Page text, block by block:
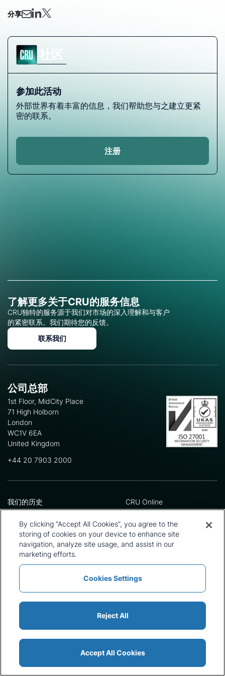
分享
社区
参加此活动
外部世界有着丰富的信息，我们帮助您与之建立更紧
密的联系。
注册
了解更多关于CRU的服务信息
CRU独特的服务源于我们对市场的深入理解和与客户
的紧密联系。我们期待您的反馈。
联系我们
公司总部
1st Floor, MidCity Place
71 High Holborn
London
WC1V 6EA
United Kingdom
+44 20 7903 2000
我们的历史
领导团队
地址
我们的方法论
工作机会
CRU Online
偏好中心
隐私政策
条款与细则
新闻和媒体
政策与声明
新闻和媒体
条款与细则
Cookie 列表
© 2026 CRU International Ltd
By clicking “Accept All Cookies”, you agree to the
storing of cookies on your device to enhance site
navigation, analyze site usage, and assist in our
marketing efforts.
Cookies Settings
Reject All
Accept All Cookies